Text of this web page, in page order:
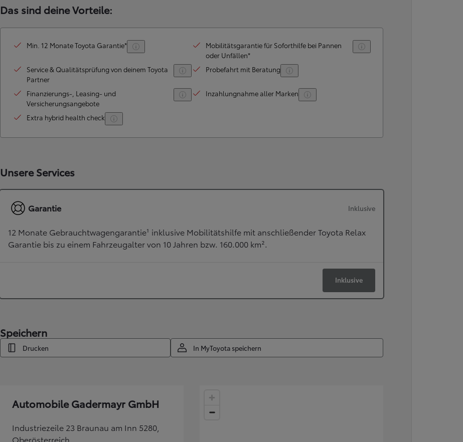
Das sind deine Vorteile:
Min. 12 Monate Toyota Garantie*
Mobilitätsgarantie für Soforthilfe bei Pannen
oder Unfällen*
Service & Qualitätsprüfung von deinem Toyota
Partner
Probefahrt mit Beratung
Finanzierungs-, Leasing- und
Versicherungsangebote
Inzahlungnahme aller Marken
Extra hybrid health check
Unsere Services
Garantie Inklusive
12 Monate Gebrauchtwagengarantie¹ inklusive Mobilitätshilfe mit anschließender Toyota Relax
Garantie bis zu einem Fahrzeugalter von 10 Jahren bzw. 160.000 km².
Inklusive
Speichern
Drucken In MyToyota speichern
Automobile Gadermayr GmbH
Industriezeile 23 Braunau am Inn 5280,
Oberösterreich